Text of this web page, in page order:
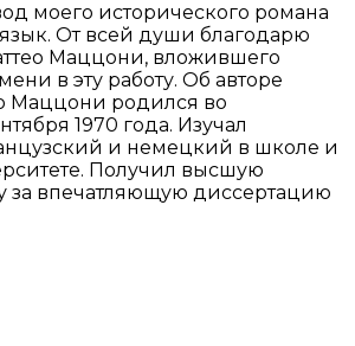
моего исторического романа
От всей души благодарю
Маццони, вложившего
в эту работу. Об авторе
Маццони родился во
1970 года. Изучал
и немецкий в школе и
Получил высшую
за впечатляющую диссертацию